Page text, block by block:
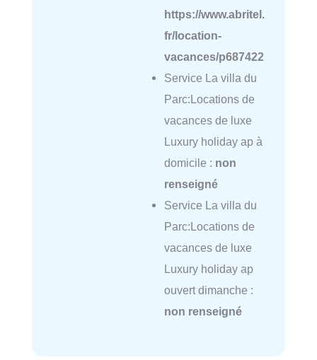
https://www.abritel.
fr/location-
vacances/p687422
Service La villa du
Parc:Locations de
vacances de luxe
Luxury holiday ap à
domicile : non
renseigné
Service La villa du
Parc:Locations de
vacances de luxe
Luxury holiday ap
ouvert dimanche :
non renseigné